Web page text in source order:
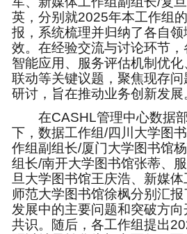
容
英，分别就2025年本工作组
报，系统梳理并归纳了各自
效。 在经验交流与讨论环节
智能应用、服务评估机制优化
联动等关键议题，聚焦现存问
研讨，旨在推动业务创新发展
在CASHL管理中心数据
下，数据工作组/四川大学图
作组副组长/厦门大学图书馆
组长/南开大学图书馆张蒂、
旦大学图书馆王庆浩、新媒
师范大学图书馆徐枫分别汇
发展中的主要问题和突破方
共识。随后，各工作组提出